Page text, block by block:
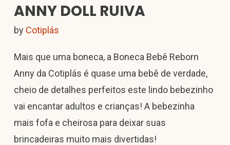
ANNY DOLL RUIVA
by Cotiplás
Mais que uma boneca, a Boneca Bebê Reborn
Anny da Cotiplás é quase uma bebê de verdade,
cheio de detalhes perfeitos este lindo bebezinho
vai encantar adultos e crianças! A bebezinha
mais fofa e cheirosa para deixar suas
brincadeiras muito mais divertidas!